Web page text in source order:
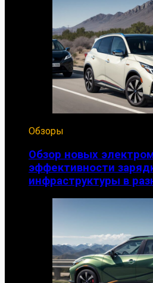
Обзоры
Обзор новых
эффективности
инфраструктуры в